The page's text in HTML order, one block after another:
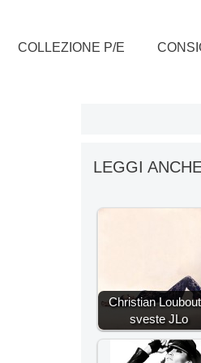
COLLEZIONE P/E
LEGGI
Christian
sveste JLo